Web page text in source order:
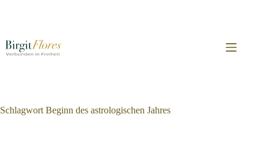
Schlagwort Beginn des astrologischen Jahres